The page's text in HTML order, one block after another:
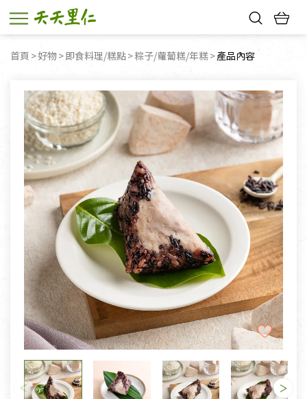
首頁 好物 即食料理/糕點 粽子/蘿蔔糕/年糕 目前頁面：
產品內容